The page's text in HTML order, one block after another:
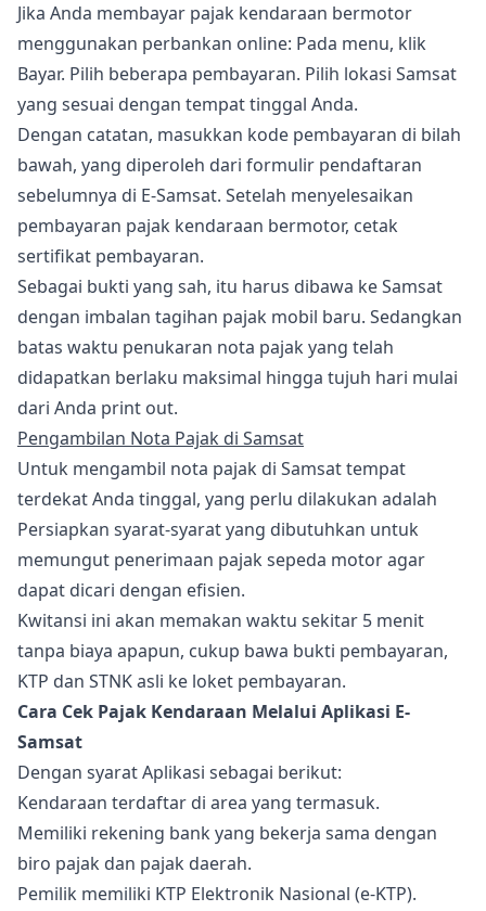
Jika Anda membayar pajak kendaraan bermotor
menggunakan perbankan online: Pada menu, klik
Bayar. Pilih beberapa pembayaran. Pilih lokasi Samsat
yang sesuai dengan tempat tinggal Anda.
Dengan catatan, masukkan kode pembayaran di bilah
bawah, yang diperoleh dari formulir pendaftaran
sebelumnya di E-Samsat. Setelah menyelesaikan
pembayaran pajak kendaraan bermotor, cetak
sertifikat pembayaran.
Sebagai bukti yang sah, itu harus dibawa ke Samsat
dengan imbalan tagihan pajak mobil baru. Sedangkan
batas waktu penukaran nota pajak yang telah
didapatkan berlaku maksimal hingga tujuh hari mulai
dari Anda print out.
Pengambilan Nota Pajak di Samsat
Untuk mengambil nota pajak di Samsat tempat
terdekat Anda tinggal, yang perlu dilakukan adalah
Persiapkan syarat-syarat yang dibutuhkan untuk
memungut penerimaan pajak sepeda motor agar
dapat dicari dengan efisien.
Kwitansi ini akan memakan waktu sekitar 5 menit
tanpa biaya apapun, cukup bawa bukti pembayaran,
KTP dan STNK asli ke loket pembayaran.
Cara Cek Pajak Kendaraan Melalui Aplikasi E-
Samsat
Dengan syarat Aplikasi sebagai berikut:
Kendaraan terdaftar di area yang termasuk.
Memiliki rekening bank yang bekerja sama dengan
biro pajak dan pajak daerah.
Pemilik memiliki KTP Elektronik Nasional (e-KTP).